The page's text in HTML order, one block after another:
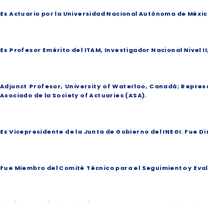
Es Actuario por la Universidad Nacional Autónoma de
Es Profesor Emérito del ITAM, Investigador Nacional Nivel
Adjunct Profesor, University of Waterloo, Canadá;
Asociado de la Society of Actuaries (ASA).
Es Vicepresidente de la Junta de Gobierno del INEGI. Fue
Fue Miembro del Comité Técnico para el Seguimiento y